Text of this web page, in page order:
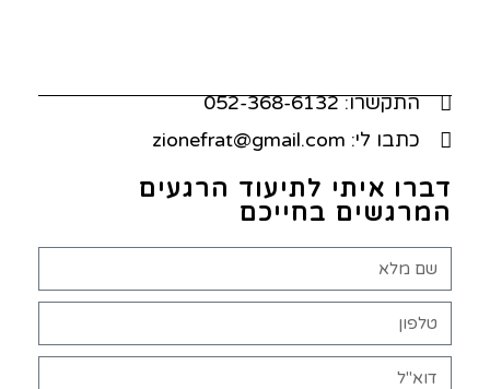
התקשרו: 052-368-6132
כתבו לי: zionefrat@gmail.com
דברו איתי לתיעוד הרגעים
המרגשים בחייכם